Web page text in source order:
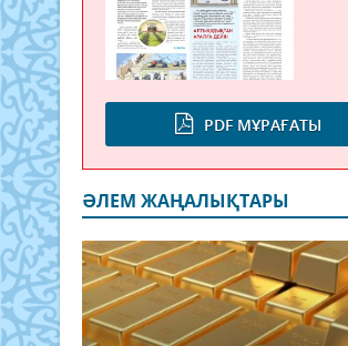
PDF МҰРАҒАТЫ
ӘЛЕМ ЖАҢАЛЫҚТАРЫ